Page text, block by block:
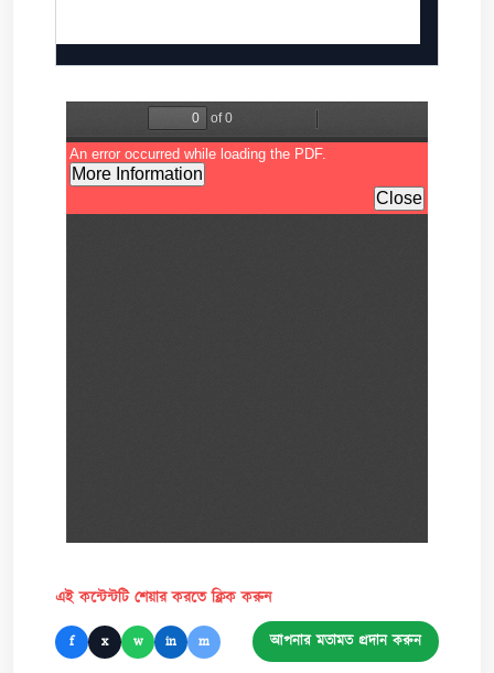
এই কন্টেন্টটি শেয়ার করতে ক্লিক করুন
f x w in m আপনার মতামত প্রদান করুন